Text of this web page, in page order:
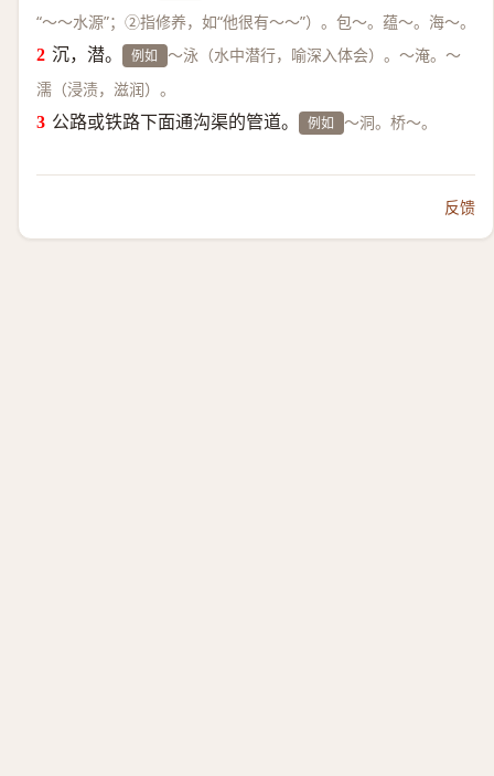
“～～水源”；②指修养，如“他很有～～”）。包～。蕴～。海～。
沉，潜。 例如 ～泳（水中潜行，喻深入体会）。～淹。～
濡（浸渍，滋润）。
公路或铁路下面通沟渠的管道。 例如 ～洞。桥～。
反馈